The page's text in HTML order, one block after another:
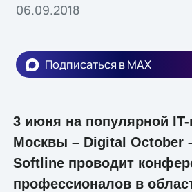
06.09.2018
Подписаться в MAX
3 июня на популярной
Москвы – Digital October
Softline проводит
профессионалов в